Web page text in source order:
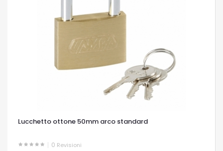
Lucchetto ottone 50mm arco standard
0 Revisioni